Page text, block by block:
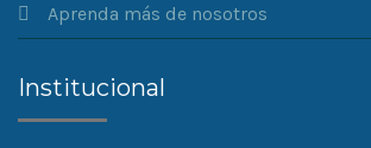
Aprenda más de nosotros
Institucional